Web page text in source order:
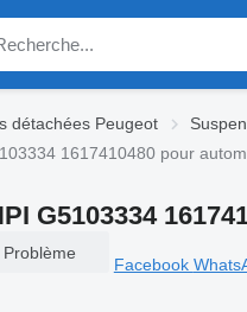
détachées Peugeot
1617410480 pour
G5103334
Problème
Facebook